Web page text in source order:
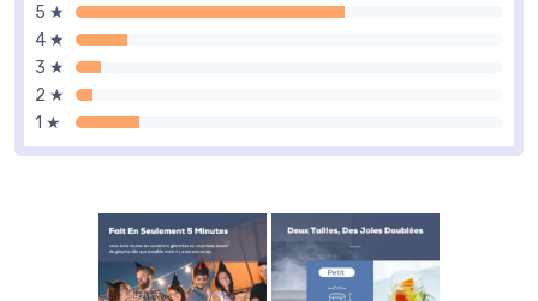
5 ★
4 ★
3 ★
2 ★
1 ★